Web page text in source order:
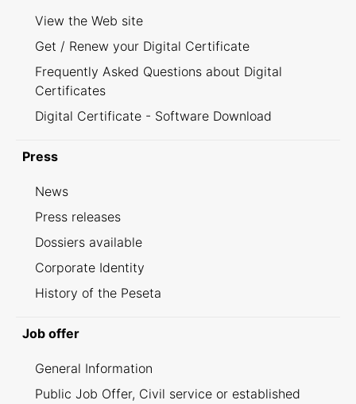
View the Web site
Get / Renew your Digital Certificate
Frequently Asked Questions about Digital
Certificates
Digital Certificate - Software Download
Press
News
Press releases
Dossiers available
Corporate Identity
History of the Peseta
Job offer
General Information
Public Job Offer, Civil service or established